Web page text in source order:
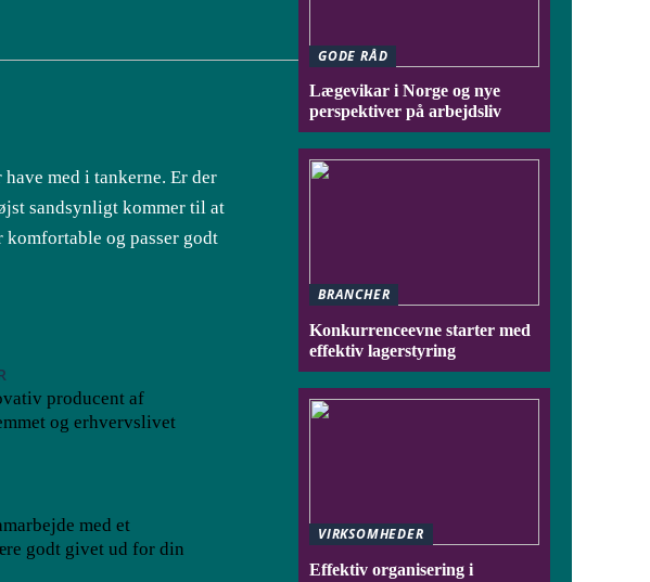
med i tankerne. Er der
sandsynligt kommer til at
komfortable og passer godt
producent af
og erhvervslivet
med et
godt givet ud for din
GODE RÅD
Lægevikar i Norge og nye
perspektiver på arbejdsliv
BRANCHER
Konkurrenceevne starter med
effektiv lagerstyring
VIRKSOMHEDER
Effektiv organisering i